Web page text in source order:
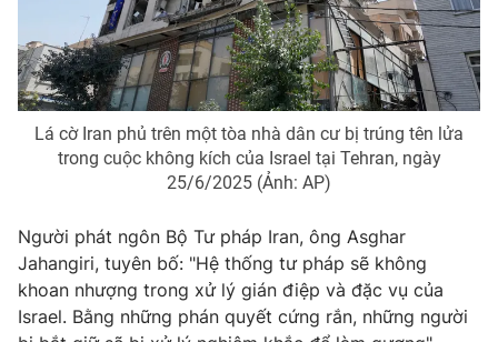
Hậu trường
Nhân vật
Khán giả
Giải sao mai
Điện ảnh
Âm nhạc
Sao
Đời sống
Du lịch
Làm đẹp
Chất lượng cuộc sống
Giáo dục
Tuyển sinh
Hitech Công nghệ tương lai
Sản phẩm
Thị trường
Giao lưu trực tuyến
Lịch phát sóng
Lá cờ Iran phủ trên một tòa nhà dân cư bị trúng tên lửa
trong cuộc không kích của Israel tại Tehran, ngày
25/6/2025 (Ảnh: AP)
Người phát ngôn Bộ Tư pháp Iran, ông Asghar
Jahangiri, tuyên bố: "Hệ thống tư pháp sẽ không
khoan nhượng trong xử lý gián điệp và đặc vụ của
Israel. Bằng những phán quyết cứng rắn, những người